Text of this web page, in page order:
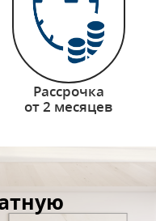
Рассрочка
от 2 месяцев